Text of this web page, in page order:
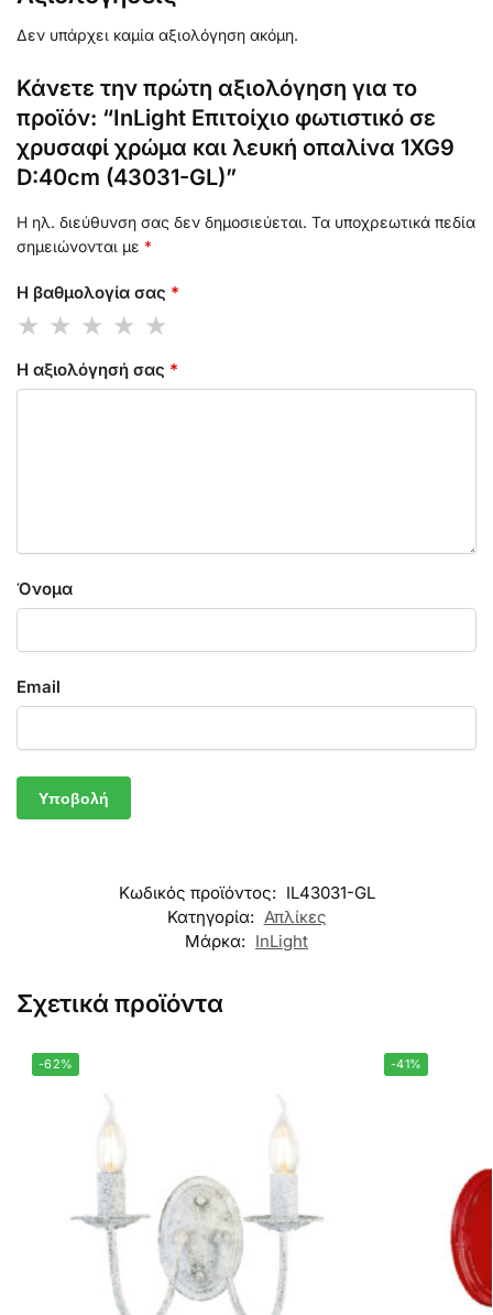
Δεν υπάρχει καμία αξιολόγηση ακόμη.
Κάνετε την πρώτη αξιολόγηση για το
προϊόν: “InLight Επιτοίχιο φωτιστικό σε
χρυσαφί χρώμα και λευκή οπαλίνα 1XG9
D:40cm (43031-GL)”
Η ηλ. διεύθυνση σας δεν δημοσιεύεται. Τα υποχρεωτικά πεδία
σημειώνονται με *
Η βαθμολογία σας *
Η αξιολόγησή σας *
Όνομα
Email
Κωδικός προϊόντος: IL43031-GL
Κατηγορία: Απλίκες
Μάρκα: InLight
Σχετικά προϊόντα
-62% -41%